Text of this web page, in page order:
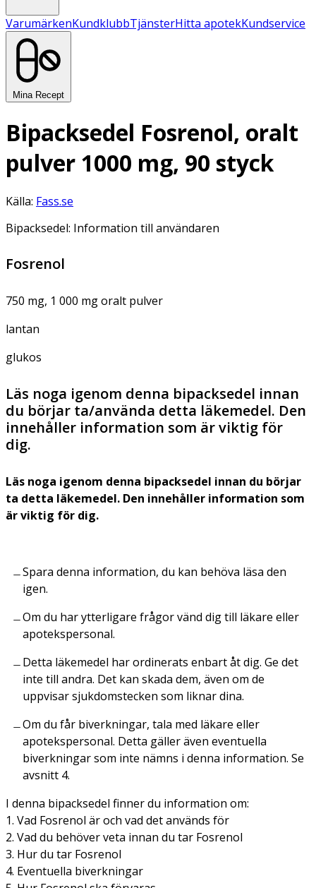
VarumärkenKundklubbTjänsterHitta apotekKundservice
Mina Recept
Bipacksedel Fosrenol, oralt
pulver 1000 mg, 90 styck
Källa: Fass.se
Bipacksedel: Information till användaren
Fosrenol
750 mg, 1 000 mg oralt pulver
lantan
glukos
Läs noga igenom denna bipacksedel innan
du börjar ta/använda detta läkemedel. Den
innehåller information som är viktig för
dig.
Läs noga igenom denna bipacksedel innan du börjar
ta detta läkemedel. Den innehåller information som
är viktig för dig.
Spara denna information, du kan behöva läsa den
igen.
Om du har ytterligare frågor vänd dig till läkare eller
apotekspersonal.
Detta läkemedel har ordinerats enbart åt dig. Ge det
inte till andra. Det kan skada dem, även om de
uppvisar sjukdomstecken som liknar dina.
Om du får biverkningar, tala med läkare eller
apotekspersonal. Detta gäller även eventuella
biverkningar som inte nämns i denna information. Se
avsnitt 4.
I denna bipacksedel finner du information om:
1. Vad Fosrenol är och vad det används för
2. Vad du behöver veta innan du tar Fosrenol
3. Hur du tar Fosrenol
4. Eventuella biverkningar